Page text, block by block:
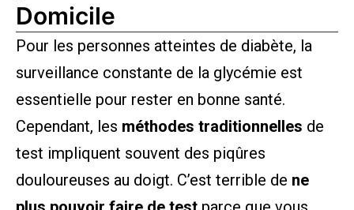
Domicile
Pour les personnes atteintes de diabète, la
surveillance constante de la glycémie est
essentielle pour rester en bonne santé.
Cependant, les méthodes traditionnelles de
test impliquent souvent des piqûres
douloureuses au doigt. C’est terrible de ne